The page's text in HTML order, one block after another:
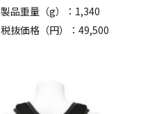
製品重量（g）：1,340
税抜価格（円）：49,500